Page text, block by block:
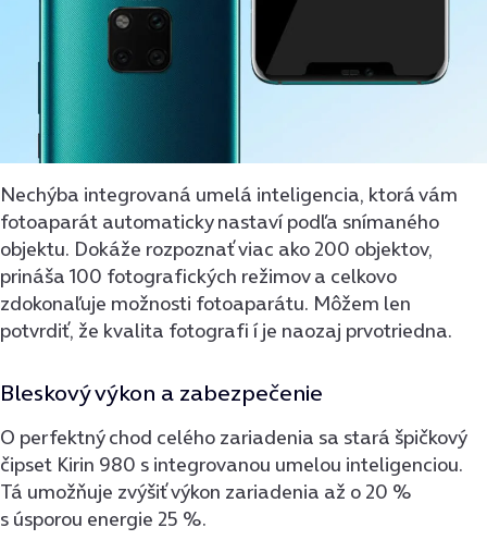
Nechýba integrovaná umelá inteligencia, ktorá vám
fotoaparát automaticky nastaví podľa snímaného
objektu. Dokáže rozpoznať viac ako 200 objektov,
prináša 100 fotografických režimov a celkovo
zdokonaľuje možnosti fotoaparátu. Môžem len
potvrdiť, že kvalita fotografi í je naozaj prvotriedna.
Bleskový výkon a zabezpečenie
O perfektný chod celého zariadenia sa stará špičkový
čipset Kirin 980 s integrovanou umelou inteligenciou.
Tá umožňuje zvýšiť výkon zariadenia až o 20 %
s úsporou energie 25 %.